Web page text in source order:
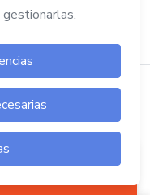
¿cómo influye
como